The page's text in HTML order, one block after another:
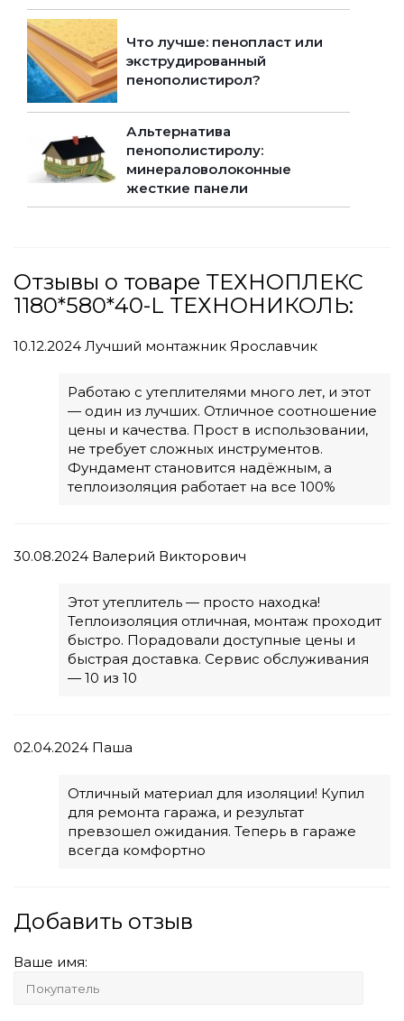
Что лучше: пенопласт или
экструдированный
пенополистирол?
Альтернатива
пенополистиролу:
минераловолоконные
жесткие панели
Отзывы о товаре ТЕХНОПЛЕКС
1180*580*40-L ТЕХНОНИКОЛЬ:
10.12.2024 Лучший монтажник Ярославчик
Работаю с утеплителями много лет, и этот
— один из лучших. Отличное соотношение
цены и качества. Прост в использовании,
не требует сложных инструментов.
Фундамент становится надёжным, а
теплоизоляция работает на все 100%
30.08.2024 Валерий Викторович
Этот утеплитель — просто находка!
Теплоизоляция отличная, монтаж проходит
быстро. Порадовали доступные цены и
быстрая доставка. Сервис обслуживания
— 10 из 10
02.04.2024 Паша
Отличный материал для изоляции! Купил
для ремонта гаража, и результат
превзошел ожидания. Теперь в гараже
всегда комфортно
Добавить отзыв
Ваше имя: